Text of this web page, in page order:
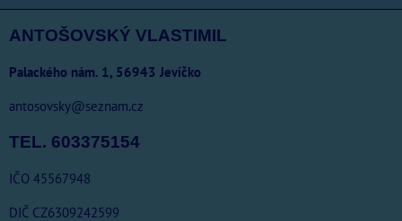
ANTOŠOVSKÝ VLASTIMIL
Palackého nám. 1, 56943 Jevíčko
antosovsky@seznam.cz
TEL. 603375154
IČO 45567948
DIČ CZ6309242599